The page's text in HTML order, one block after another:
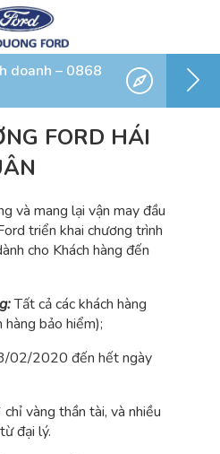
doanh – 0868
FORD HÁI
và mang lại vận may đầu
triển khai chương trình
cho Khách hàng đến
Tất cả các khách hàng
bảo hiểm);
02/2020 đến hết ngày
chỉ vàng thần tài, và nhiều
đại lý.